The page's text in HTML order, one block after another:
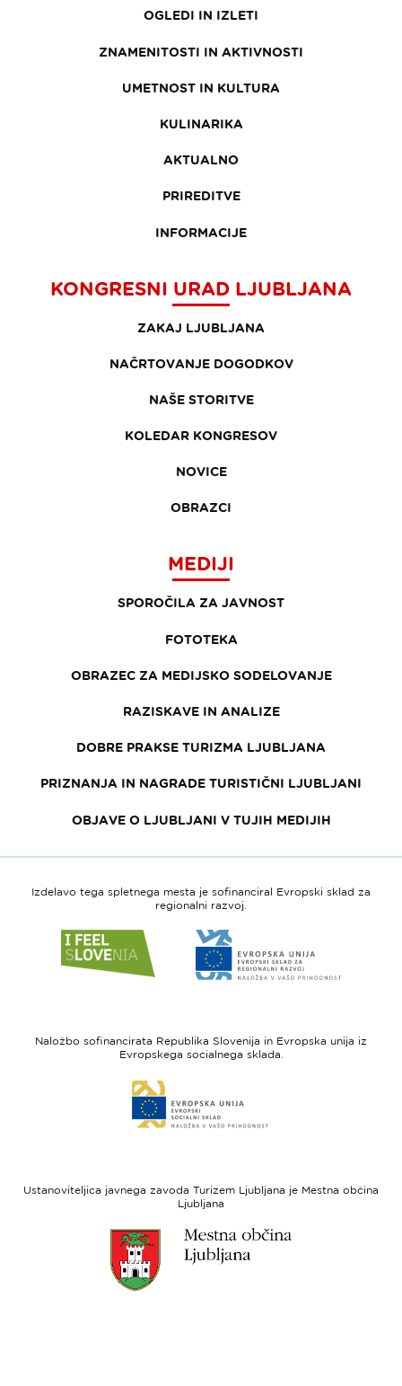
OGLEDI IN IZLETI
ZNAMENITOSTI IN AKTIVNOSTI
UMETNOST IN KULTURA
KULINARIKA
AKTUALNO
PRIREDITVE
INFORMACIJE
KONGRESNI URAD LJUBLJANA
ZAKAJ LJUBLJANA
NAČRTOVANJE DOGODKOV
NAŠE STORITVE
KOLEDAR KONGRESOV
NOVICE
OBRAZCI
MEDIJI
SPOROČILA ZA JAVNOST
FOTOTEKA
OBRAZEC ZA MEDIJSKO SODELOVANJE
RAZISKAVE IN ANALIZE
DOBRE PRAKSE TURIZMA LJUBLJANA
PRIZNANJA IN NAGRADE TURISTIČNI LJUBLJANI
OBJAVE O LJUBLJANI V TUJIH MEDIJIH
Izdelavo tega spletnega mesta je sofinanciral Evropski sklad za
regionalni razvoj.
do
spletne
Slovenia
do
spletne
-
regionalni
Naložbo sofinancirata Republika Slovenija in Evropska unija iz
Evropskega socialnega sklada.
do
spletne
sklad
Ustanoviteljica javnega zavoda Turizem Ljubljana je Mestna občina
Ljubljana